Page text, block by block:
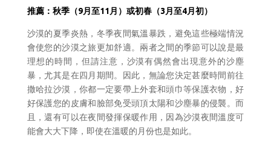
推薦：秋季（9月至11月）或初春（3月至4月初）
沙漠的夏季炎熱，冬季夜間氣溫暴跌，避免這些極端情況
會使您的沙漠之旅更加舒適。兩者之間的季節可以說是最
理想的時間，但請注意，沙漠有偶然會出現意外的沙塵
暴，尤其是在四月期間。因此，無論您決定甚麼時間前往
撒哈拉沙漠，你都一定要帶上外套和頭巾等保護衣物，好
好保護您的皮膚和臉部免受頭頂太陽和沙塵暴的侵襲。而
且，還有可以在夜間發揮保暖作用，因為沙漠夜間溫度可
能會大大下降，即使在溫暖的月份也是如此。